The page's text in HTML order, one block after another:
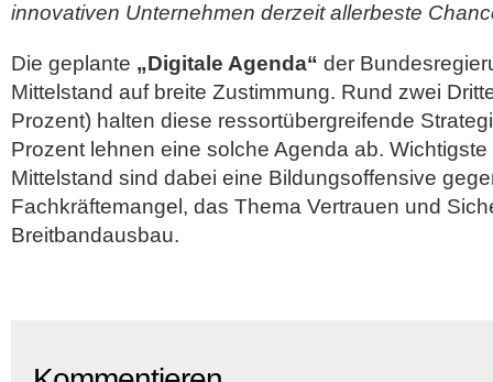
innovativen Unternehmen derzeit allerbeste
Die geplante „Digitale Agenda“ der
Mittelstand auf breite Zustimmung. Rund zwei
Prozent) halten diese ressortübergreifende
Prozent lehnen eine solche Agenda ab.
Mittelstand sind dabei eine Bildungsoffensive
Fachkräftemangel, das Thema Vertrauen und
Breitbandausbau.